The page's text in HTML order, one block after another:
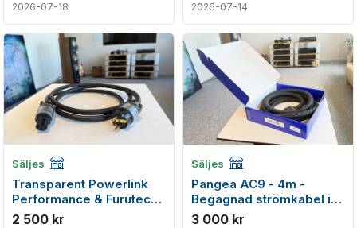
2026-07-18 2026-07-14
Säljes Företagsannons
Transparent Powerlink
Performance & Furutech
- Begagnad strömkabel
2 500 kr
Säljes Företagsannons
Pangea AC9 - 4m -
Begagnad strömkabel i
tungviktsklassen
3 000 kr